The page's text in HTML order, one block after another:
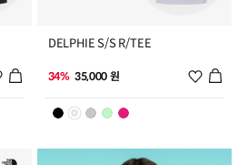
위시리스트 추가
DELPHIE S/S R/TEE
35,000 원
34% 위시